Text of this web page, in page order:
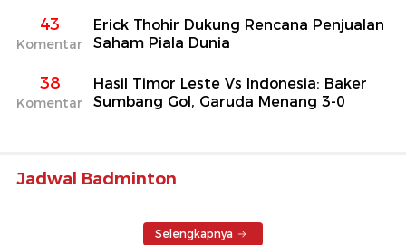
43
Komentar
Erick Thohir Dukung Rencana Penjualan
Saham Piala Dunia
38
Komentar
Hasil Timor Leste Vs Indonesia: Baker
Sumbang Gol, Garuda Menang 3-0
Jadwal Badminton
Selengkapnya